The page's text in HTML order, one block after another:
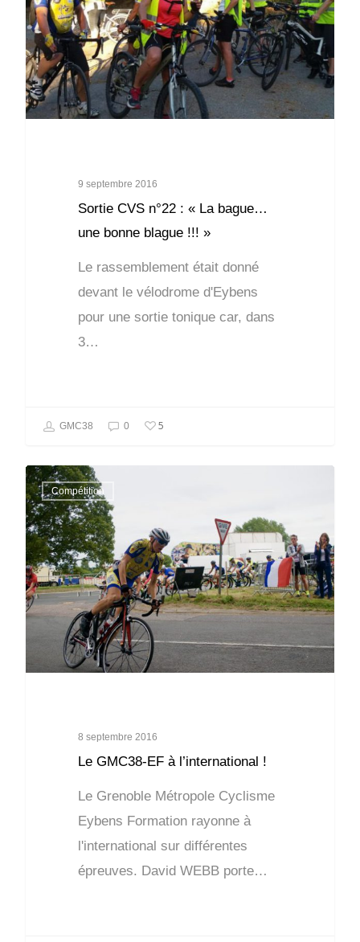
9 septembre 2016
Sortie CVS n°22 : « La bague…
une bonne blague !!! »
Le rassemblement était donné
devant le vélodrome d'Eybens
pour une sortie tonique car, dans
3…
GMC38 0 5
Compétition
8 septembre 2016
Le GMC38-EF à l’international !
Le Grenoble Métropole Cyclisme
Eybens Formation rayonne à
l'international sur différentes
épreuves. David WEBB porte…